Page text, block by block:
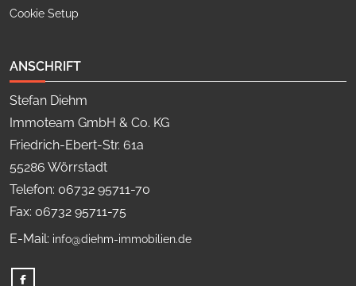
Cookie Setup
ANSCHRIFT
Stefan Diehm
Immoteam GmbH & Co. KG
Friedrich-Ebert-Str. 61a
55286 Wörrstadt
Telefon: 06732 95711-70
Fax: 06732 95711-75
E-Mail: info@diehm-immobilien.de